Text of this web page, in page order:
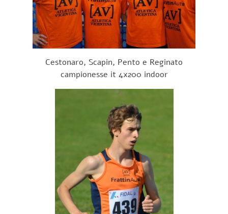
Cestonaro, Scapin, Pento e Reginato
campionesse it 4x200 indoor